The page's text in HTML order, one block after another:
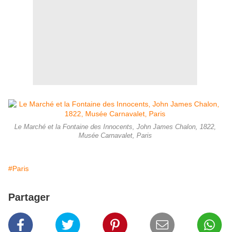
Le Marché et la Fontaine des Innocents, John James Chalon, 1822,
Musée Carnavalet, Paris
#Paris
Partager